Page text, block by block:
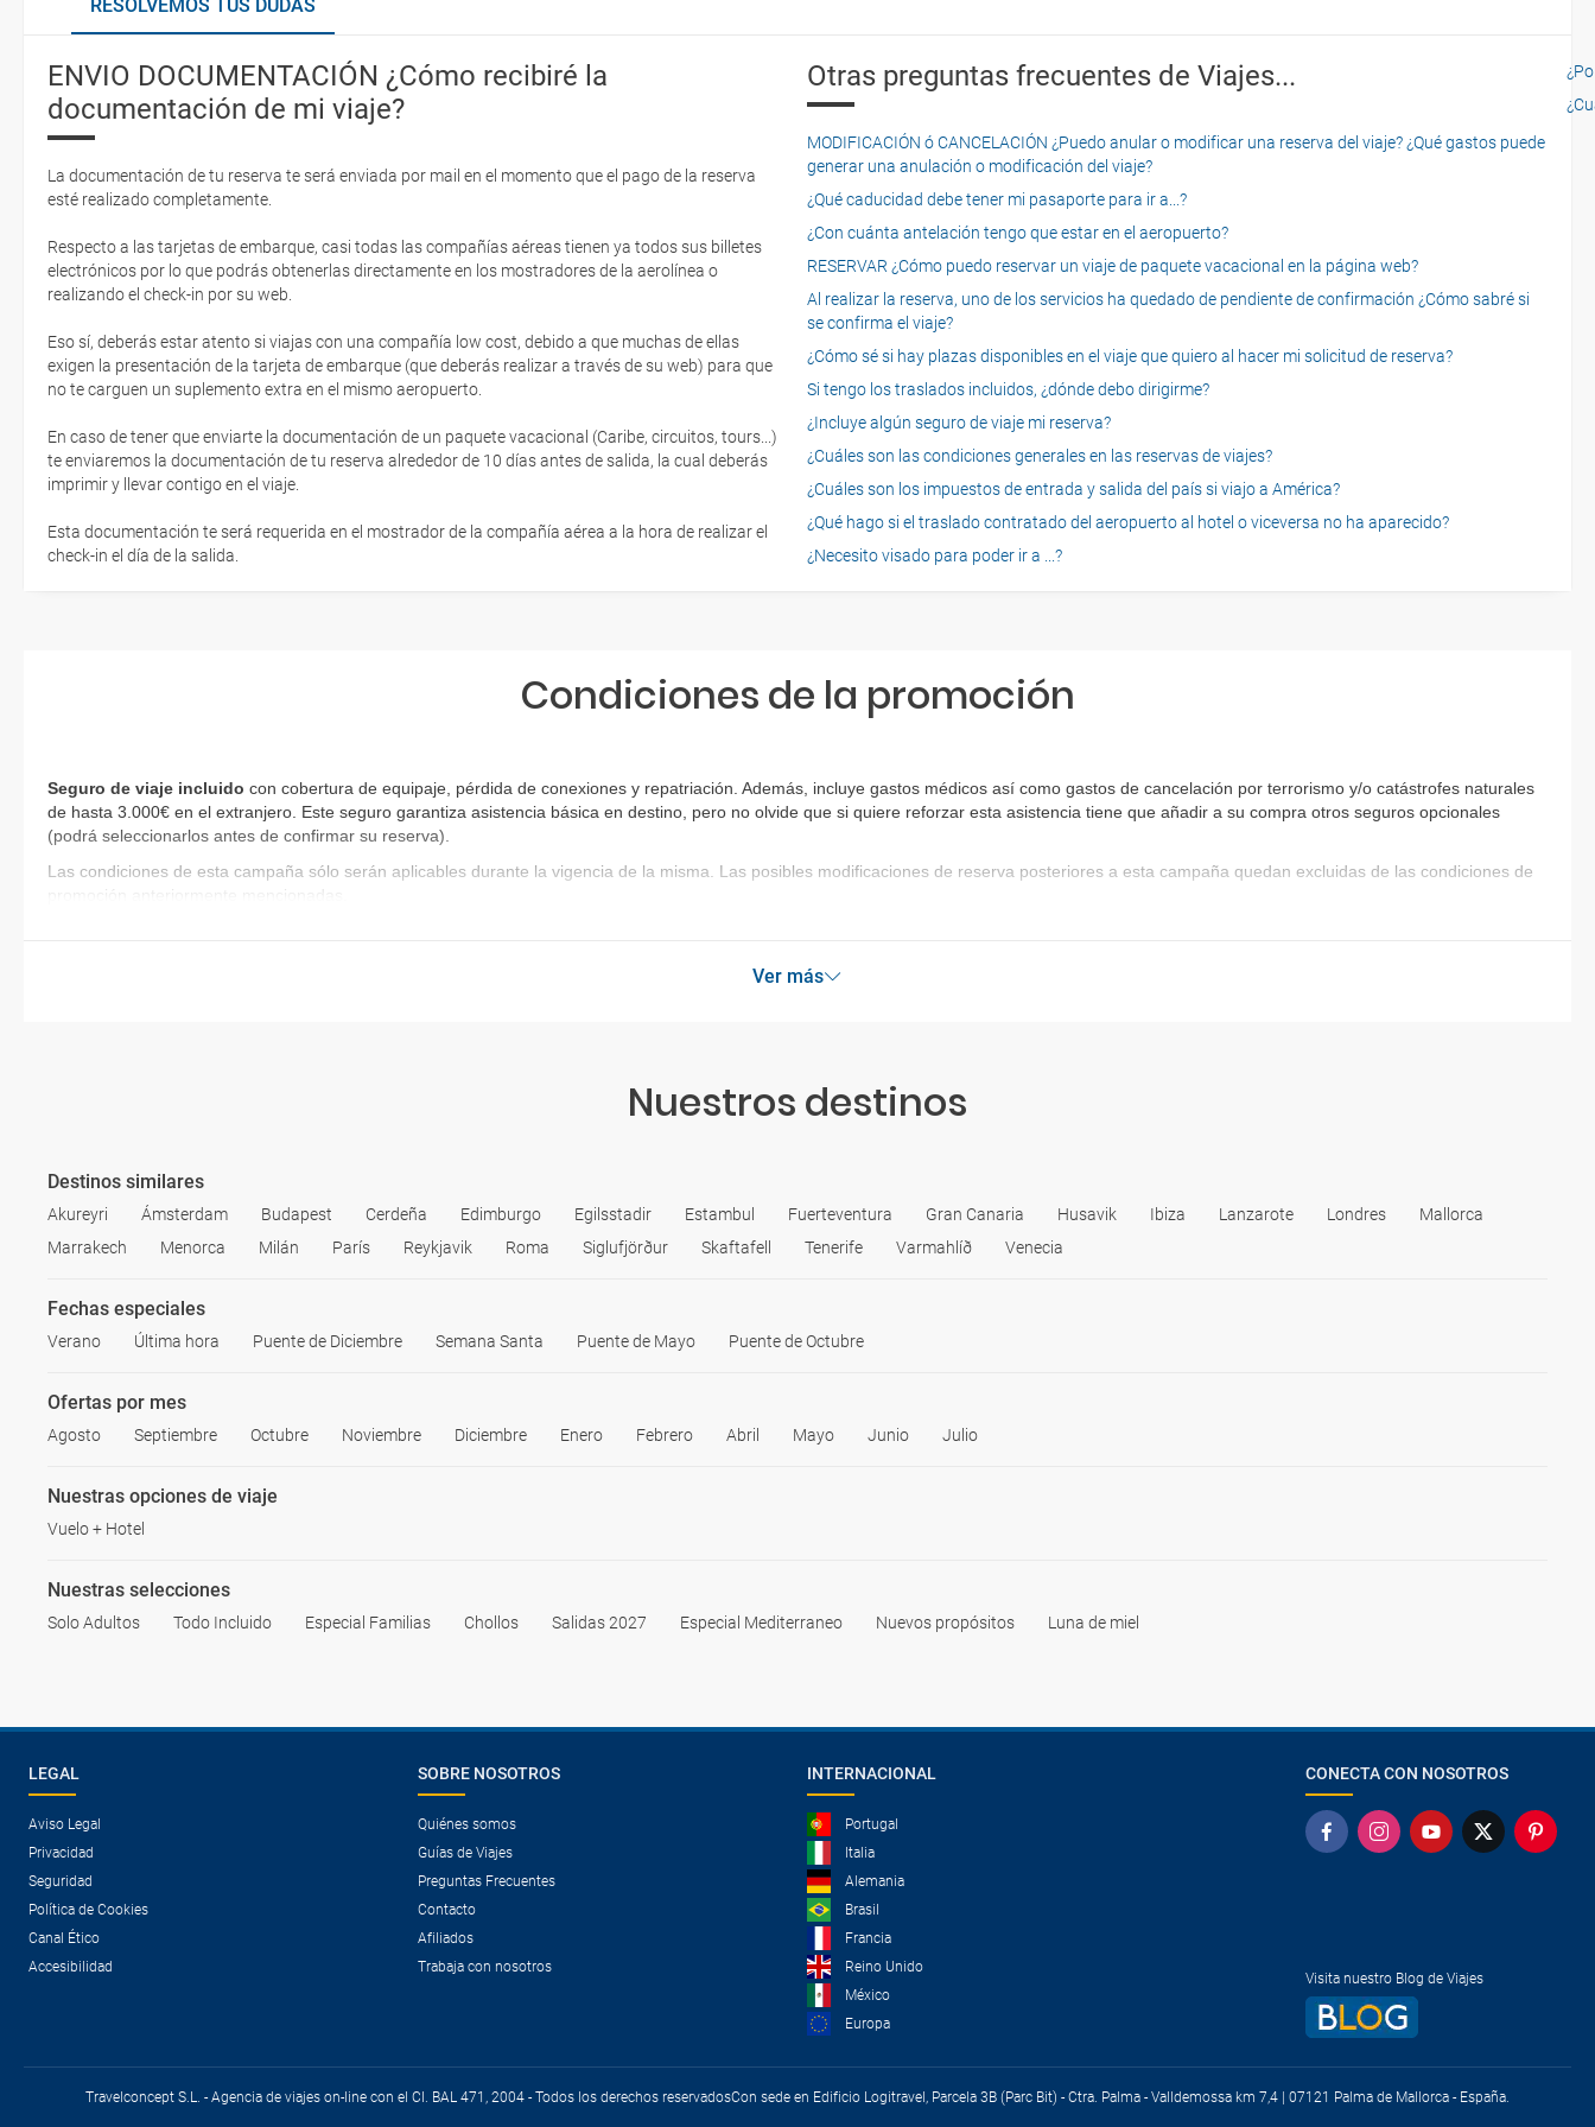
RESOLVEMOS TUS DUDAS
ENVIO DOCUMENTACIÓN ¿Cómo recibiré la
documentación de mi viaje?
La documentación de tu reserva te será enviada por mail en el momento que el pago de la reserva
esté realizado completamente.
Respecto a las tarjetas de embarque, casi todas las compañías aéreas tienen ya todos sus billetes
electrónicos por lo que podrás obtenerlas directamente en los mostradores de la aerolínea o
realizando el check-in por su web.
Eso sí, deberás estar atento si viajas con una compañía low cost, debido a que muchas de ellas
exigen la presentación de la tarjeta de embarque (que deberás realizar a través de su web) para que
no te carguen un suplemento extra en el mismo aeropuerto.
En caso de tener que enviarte la documentación de un paquete vacacional (Caribe, circuitos, tours...)
te enviaremos la documentación de tu reserva alrededor de 10 días antes de salida, la cual deberás
imprimir y llevar contigo en el viaje.
Esta documentación te será requerida en el mostrador de la compañía aérea a la hora de realizar el
check-in el día de la salida.
Otras preguntas frecuentes de Viajes...
MODIFICACIÓN ó CANCELACIÓN ¿Puedo anular o modificar una reserva del viaje? ¿Qué gastos puede
generar una anulación o modificación del viaje?
¿Qué caducidad debe tener mi pasaporte para ir a...?
¿Con cuánta antelación tengo que estar en el aeropuerto?
RESERVAR ¿Cómo puedo reservar un viaje de paquete vacacional en la página web?
Al realizar la reserva, uno de los servicios ha quedado de pendiente de confirmación ¿Cómo sabré si
se confirma el viaje?
¿Cómo sé si hay plazas disponibles en el viaje que quiero al hacer mi solicitud de reserva?
Si tengo los traslados incluidos, ¿dónde debo dirigirme?
¿Incluye algún seguro de viaje mi reserva?
¿Cuáles son las condiciones generales en las reservas de viajes?
¿Cuáles son los impuestos de entrada y salida del país si viajo a América?
¿Qué hago si el traslado contratado del aeropuerto al hotel o viceversa no ha aparecido?
¿Necesito visado para poder ir a ...?
Condiciones de la promoción
Seguro de viaje incluido con cobertura de equipaje, pérdida de conexiones y repatriación. Además, incluye gastos médicos así como gastos de cancelación por terrorismo y/o catástrofes naturales
de hasta 3.000€ en el extranjero. Este seguro garantiza asistencia básica en destino, pero no olvide que si quiere reforzar esta asistencia tiene que añadir a su compra otros seguros opcionales
(podrá seleccionarlos antes de confirmar su reserva)
Las condiciones de esta campaña sólo serán aplicables durante la vigencia de la misma. Las posibles modificaciones de reserva posteriores a esta campaña quedan excluidas de las condiciones de
promoción anteriormente mencionadas.
Ver más
Nuestros destinos
Destinos similares
Akureyri Ámsterdam Budapest Cerdeña Edimburgo Egilsstadir Estambul Fuerteventura Gran Canaria Husavik Ibiza Lanzarote Londres
Mallorca
Marrakech
Menorca Milán París Reykjavik Roma Siglufjörður Skaftafell Tenerife Varmahlíð Venecia
Fechas especiales
Verano Última hora Puente de Diciembre Semana Santa Puente de Mayo Puente de Octubre
Ofertas por mes
Agosto Septiembre Octubre Noviembre Diciembre Enero Febrero Abril Mayo Junio Julio
Nuestras opciones de viaje
Vuelo + Hotel
Nuestras selecciones
Solo Adultos Todo Incluido Especial Familias Chollos Salidas 2027 Especial Mediterraneo Nuevos propósitos Luna de miel
LEGAL
Aviso Legal
Privacidad
Seguridad
Política de Cookies
Canal Ético
Accesibilidad
SOBRE NOSOTROS
Quiénes somos
Guías de Viajes
Preguntas Frecuentes
Contacto
Afiliados
Trabaja con nosotros
INTERNACIONAL
Portugal
Italia
Alemania
Brasil
Francia
Reino Unido
México
Europa
CONECTA CON NOSOTROS
Visita nuestro Blog de Viajes
Travelconcept S.L. - Agencia de viajes on-line con el CI. BAL 471, 2004 - Todos los derechos reservadosCon sede en Edificio Logitravel, Parcela 3B (Parc Bit) - Ctra. Palma - Valldemossa km 7,4 | 07121 Palma de Mallorca - España.